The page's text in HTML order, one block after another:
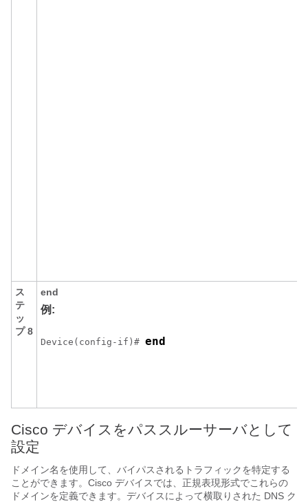
ス
テ
ッ
プ 8
end
例:
Device(config-if)# end
Cisco デバイスをパススルーサーバとして
設定
ドメイン名を使用して、バイパスされるトラフィックを特定する
ことができます。Cisco デバイスでは、正規表現形式でこれらの
ドメインを定義できます。デバイスによって横取りされた DNS ク